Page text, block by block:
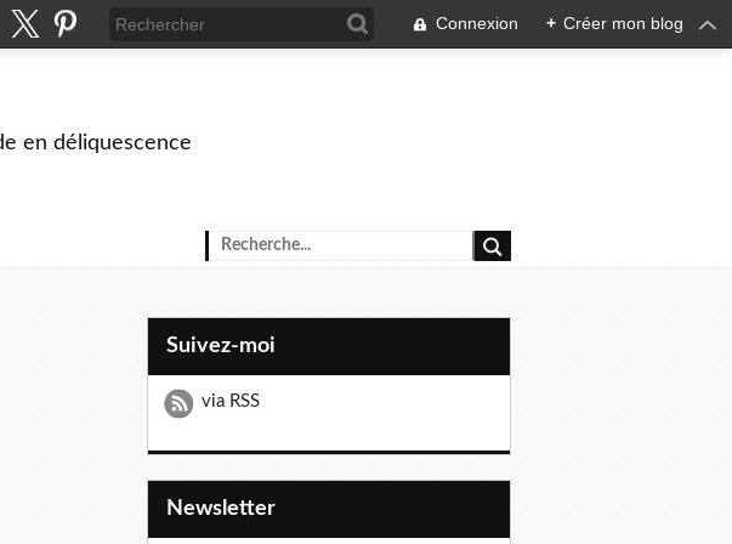
Connexion + Créer mon blog
en déliquescence
Suivez-moi
via RSS
Newsletter